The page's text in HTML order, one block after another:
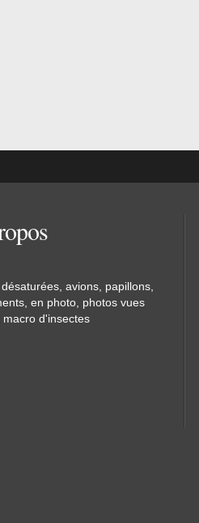
avions, papillons,
en photo, photos vues
macro d'insectes